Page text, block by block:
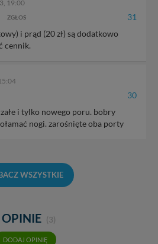
19:00
ZGŁOŚ 31
i prąd (20 zł) są dodatkowo
cennik.
30
i tylko nowego poru. bobry
nogi. zarośnięte oba porty
WSZYSTKIE
OPINIE (3)
DODAJ OPINIĘ